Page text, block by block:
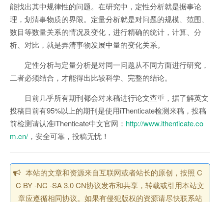
能找出其中规律性的问题。在研究中，定性分析就是据事论
理，划清事物质的界限。定量分析就是对问题的规模、范围、
数目等数量关系的情况及变化，进行精确的统计，计算、分
析、对比，就是弄清事物发展中量的变化关系。
定性分析与定量分析是对同一问题从不同方面进行研究，
二者必须结合，才能得出比较科学、完整的结论。
目前几乎所有期刊都会对来稿进行论文查重，据了解英文
投稿目前有95%以上的期刊是使用iThenticate检测来稿，投稿
前检测请认准iThenticate中文官网： http://www.ithenticate.co
m.cn/，安全可靠，投稿无忧！
本站的文章和资源来自互联网或者站长的原创，按照 C
C BY -NC -SA 3.0 CN协议发布和共享，转载或引用本站文
章应遵循相同协议。如果有侵犯版权的资源请尽快联系站